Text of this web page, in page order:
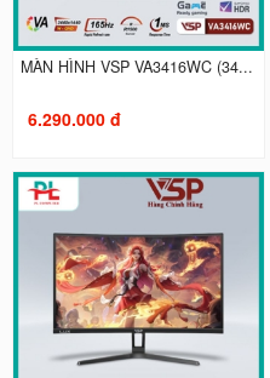
MÀN HÌNH VSP VA3416WC (34...
6.290.000 đ